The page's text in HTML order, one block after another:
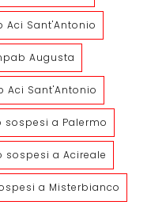
Aci Sant'Antonio
Augusta
Aci Sant'Antonio
a Palermo
sospesi a Acireale
a Misterbianco